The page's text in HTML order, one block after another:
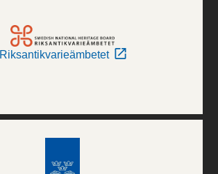
Riksantikvarieämbetet